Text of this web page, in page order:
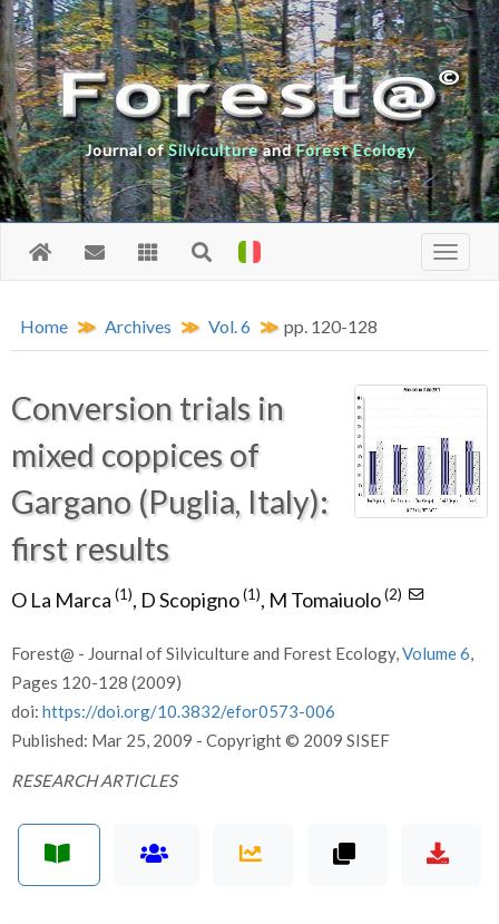
Journal ofSilvicultureandForest Ecology
Home Archives Vol. 6 pp. 120-128
Conversion trials in
mixed coppices of
Gargano (Puglia, Italy):
first results
O La Marca (1), D Scopigno(1), M Tomaiuolo(2)
Forest@ - Journal of Silviculture and Forest Ecology,Volume 6,
Pages 120-128 (2009)
doi: https://doi.org/10.3832/efor0573-006
Published: Mar 25, 2009 - Copyright © 2009 SISEF
RESEARCH ARTICLES